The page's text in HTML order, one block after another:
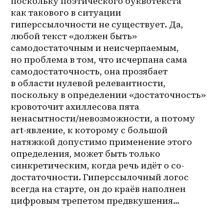
как такового в ситуации
гиперссылочности не существует. Да,
любой текст «должен быть»
самодостаточным и неисчерпаемым,
но проблема в том, что исчерпана сама
самодостаточность, она прозябает
в области нулевой релевантности,
поскольку в определении «достаточность»
кровоточит ахиллесова пята
ненасытности/невозможности, а потому
art-явление, к которому с большой
натяжкой допустимо применение этого
определения, может быть только
синкретическим, когда речь идёт о со-
достаточности. Гиперссылочный логос
всегда на старте, он до краёв наполнен
цифровым трепетом предвкушения…